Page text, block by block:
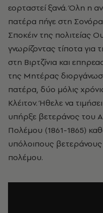
εορταστεί ξανά. Όλη η
πατέρα πήγε στη
Σποκέιν της πολιτείας
γνωρίζοντας τίποτα
στη Βιρτζίνια και
της Μητέρας
πατέρα, δύο μόλις
Κλέιτον. Ήθελε να
υπήρξε βετεράνος του
Πολέμου (1861-1865)
υπόλοιπους
πολέμου.